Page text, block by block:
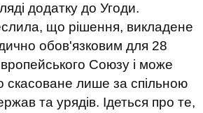
додатку до Угоди.
що рішення, викладене
обов'язковим для 28
Союзу і може
скасоване лише за спільною
та урядів. Ідеться про те,